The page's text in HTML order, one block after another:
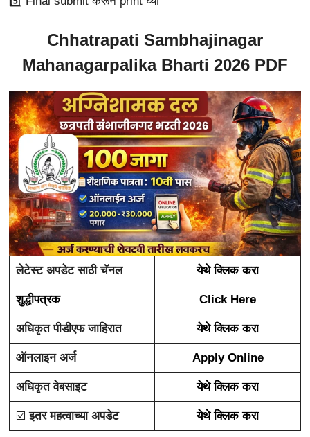
Chhatrapati Sambhajinagar
Mahanagarpalika Bharti 2026 PDF
लेटेस्ट अपडेट साठी चॅनल येथे क्लिक करा
शुद्धीपत्रक Click Here
अधिकृत पीडीएफ जाहिरात येथे क्लिक करा
ऑनलाइन अर्ज Apply Online
अधिकृत वेबसाइट येथे क्लिक करा
☑️इतर महत्वाच्या अपडेट येथे क्लिक करा